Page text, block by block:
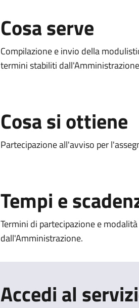
Cosa serve
Compilazione e invio della
termini stabiliti
Cosa si ottiene
Partecipazione all'avviso per
Tempi e
Termini di partecipazione e
dall'Amministrazione.
Accedi al